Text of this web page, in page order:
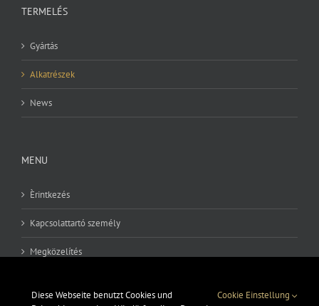
TERMELÉS
Gyártás
Alkatrészek
News
MENU
Èrintkezés
Kapcsolattartó személy
Megközelítés
Diese Webseite benutzt Cookies und
Cookie Einstellung